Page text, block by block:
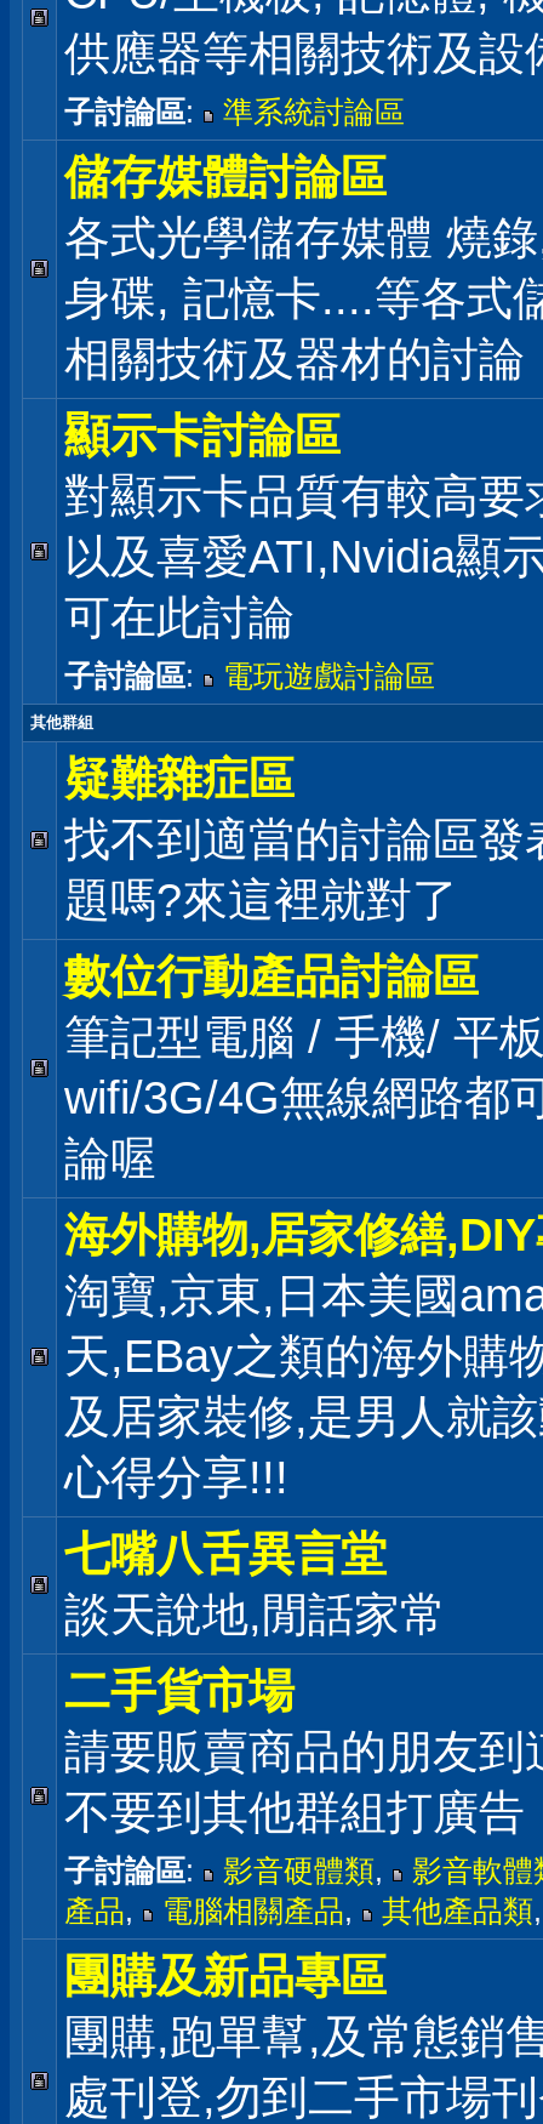
供應器等相關技術及設
子討論區: 準系統討論區
儲存媒體討論區
各式光學儲存媒體 燒
身碟, 記憶卡....等各式
相關技術及器材的討論
顯示卡討論區
對顯示卡品質有較高要
以及喜愛ATI,Nvidia顯
可在此討論
子討論區: 電玩遊戲討論區
其他群組
疑難雜症區
找不到適當的討論區發
題嗎?來這裡就對了
數位行動產品討論區
筆記型電腦 / 手機/ 平
wifi/3G/4G無線網路都
論喔
海外購物,居家修繕
淘寶,京東,日本美國
天,EBay之類的海外購
及居家裝修,是男人就
心得分享!!!
七嘴八舌異言堂
談天說地,閒話家常
二手貨市場
請要販賣商品的朋友到
不要到其他群組打廣告
子討論區: 影音硬體類,
影音軟體
產品, 電腦相關產品, 其他產品類
團購及新品專區
團購,跑單幫,及常態銷
處刊登,勿到二手市場